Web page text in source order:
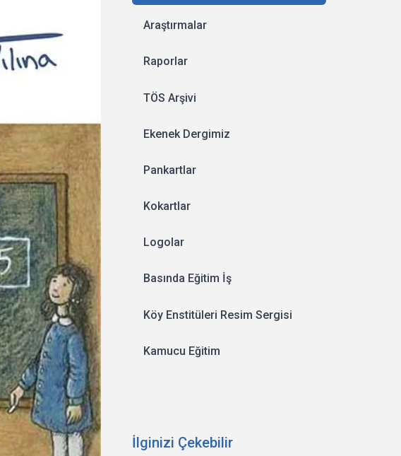
Araştırmalar
Raporlar
TÖS Arşivi
Ekenek Dergimiz
Pankartlar
Kokartlar
Logolar
Basında Eğitim İş
Köy Enstitüleri Resim Sergisi
Kamucu Eğitim
İlginizi Çekebilir